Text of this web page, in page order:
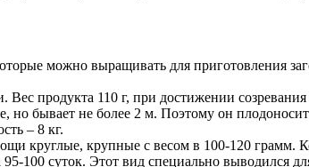
можно выращивать для приготовления
продукта 110 г, при достижении
но бывает не более 2 м. Поэтому он
– 8 кг.
круглые, крупные с весом в 100-120 грамм.
100 суток. Этот вид специально выводился